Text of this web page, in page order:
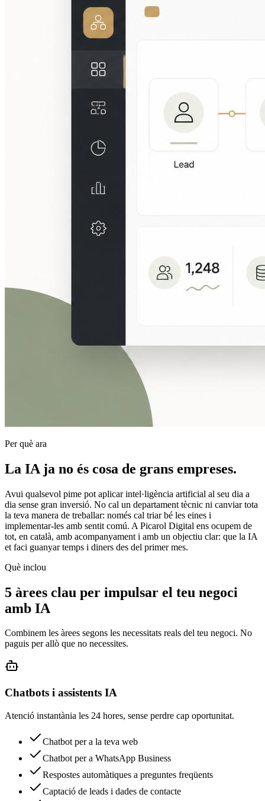
Per què ara
La IA ja no és cosa de grans empreses.
Avui qualsevol pime pot aplicar intel·ligència artificial al seu dia a
dia sense gran inversió. No cal un departament tècnic ni canviar tota
la teva manera de treballar: només cal triar bé les eines i
implementar-les amb sentit comú. A Picarol Digital ens ocupem de
tot, en català, amb acompanyament i amb un objectiu clar: que la IA
et faci guanyar temps i diners des del primer mes.
Què inclou
5 àrees clau per impulsar el teu negoci
amb IA
Combinem les àrees segons les necessitats reals del teu negoci. No
paguis per allò que no necessites.
Chatbots i assistents IA
Atenció instantània les 24 hores, sense perdre cap oportunitat.
Chatbot per a la teva web
Chatbot per a WhatsApp Business
Respostes automàtiques a preguntes freqüents
Captació de leads i dades de contacte